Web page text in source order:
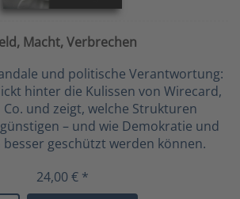
Macht, Verbrechen
und politische Verantwortung:
hinter die Kulissen von Wirecard,
Co. und zeigt, welche Strukturen
– und wie Demokratie und
besser geschützt werden können.
24,00 € *